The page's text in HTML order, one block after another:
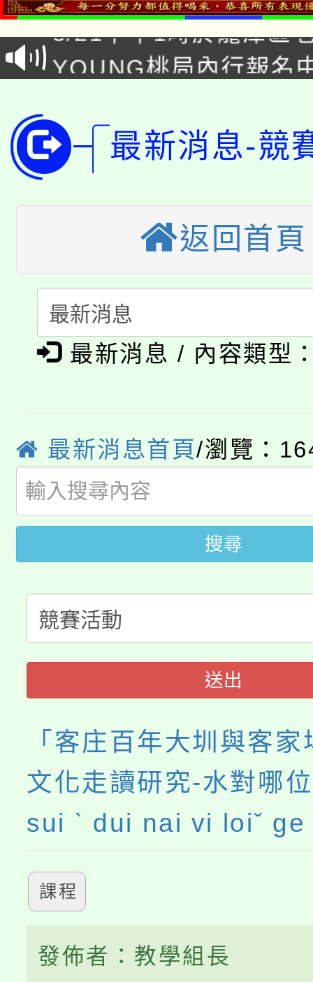
場熱烈登場!
8/21下午1時於龍潭區
徵才活動。
YOUNG桃局內行報名
開!
115年桃園市運動會8/
田徑場及游泳池舉行。
桃園市低收入戶享有免
視費優惠，中低收入戶
半價優惠，詳情可洽有
者。
份教師增能研習
大溪自造教育及科技
份教師研習
會
115年食農教育專業人
程
「本色祭」8/29、30在
8/21下午1時於龍潭區
局官網。
8月14至27日，桃園電
開!
115年桃園市運動會8/
田徑場及游泳池舉行。
桃園市低收入戶享有免
視費優惠，中低收入戶
半價優惠，詳情可洽有
者。
大園自造教育及科技
份教師研習
淨零綠生活教案入校路
115年食農教育專業人
最新消息-競
返回首頁
最新消息 / 內容類型
最新消息首頁/瀏覽：
搜尋
送出
「客庄百年大圳與客
文化走讀研究-水對哪
sui ˋ dui nai vi loiˇ
課程
發佈者：教學組長